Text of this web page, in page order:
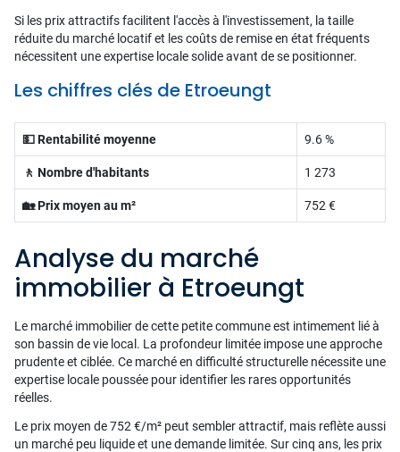
Si les prix attractifs facilitent l'accès à l'investissement, la taille
réduite du marché locatif et les coûts de remise en état fréquents
nécessitent une expertise locale solide avant de se positionner.
Les chiffres clés de Etroeungt
💵 Rentabilité moyenne 9.6 %
🚶 Nombre d'habitants 1 273
🏡 Prix moyen au m² 752 €
Analyse du marché
immobilier à Etroeungt
Le marché immobilier de cette petite commune est intimement lié à
son bassin de vie local. La profondeur limitée impose une approche
prudente et ciblée. Ce marché en difficulté structurelle nécessite une
expertise locale poussée pour identifier les rares opportunités
réelles.
Le prix moyen de 752 €/m² peut sembler attractif, mais reflète aussi
un marché peu liquide et une demande limitée. Sur cinq ans, les prix